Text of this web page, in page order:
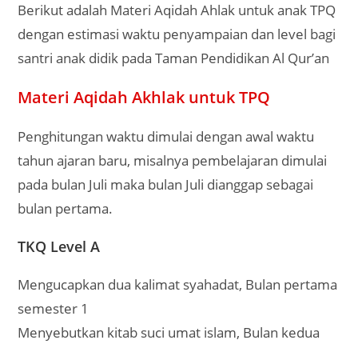
Berikut adalah Materi Aqidah Ahlak untuk anak TPQ
dengan estimasi waktu penyampaian dan level bagi
santri anak didik pada Taman Pendidikan Al Qur’an
Materi Aqidah Akhlak untuk TPQ
Penghitungan waktu dimulai dengan awal waktu
tahun ajaran baru, misalnya pembelajaran dimulai
pada bulan Juli maka bulan Juli dianggap sebagai
bulan pertama.
TKQ Level A
Mengucapkan dua kalimat syahadat, Bulan pertama
semester 1
Menyebutkan kitab suci umat islam, Bulan kedua